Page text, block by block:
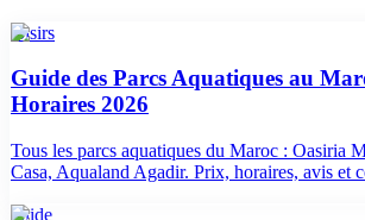
loisirs
Guide des Parcs Aquatiques au
Horaires 2026
Tous les parcs aquatiques du Maroc : Oasiria
Casa, Aqualand Agadir. Prix, horaires, avis et
guide